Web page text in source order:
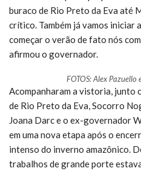
buraco de Rio Preto da Eva até
crítico. Também já vamos iniciar
começar o verão de fato nós
afirmou o governador.
FOTOS: Alex Pazuello
Acompanharam a vistoria, junto
de Rio Preto da Eva, Socorro
Joana Darc e o ex-governador
em uma nova etapa após o
intenso do inverno amazônico.
trabalhos de grande porte